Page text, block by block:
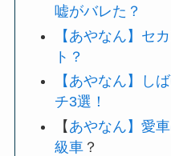
嘘がバレた？
【あやなん】セ
ト？
【あやなん】し
チ3選！
【 あやなん】愛
級車 ？